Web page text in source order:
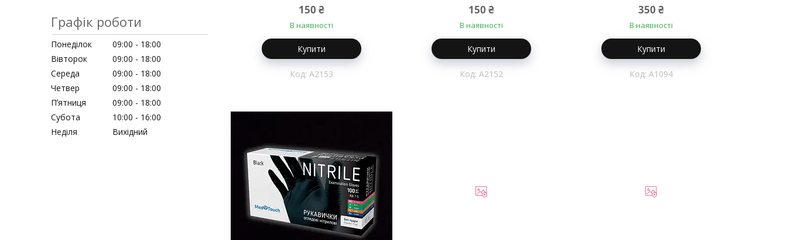
150 ₴
В наявності
Купити
A2153
150 ₴
В наявності
Купити
A2152
350 ₴
В наявності
Купити
A1094
Графік роботи
Понеділок 09:00
18:00
Вівторок
09:00
18:00
Середа
09:00
18:00
Четвер
09:00
18:00
Пʼятниця
09:00
18:00
Субота
10:00
16:00
Неділя
Вихідний